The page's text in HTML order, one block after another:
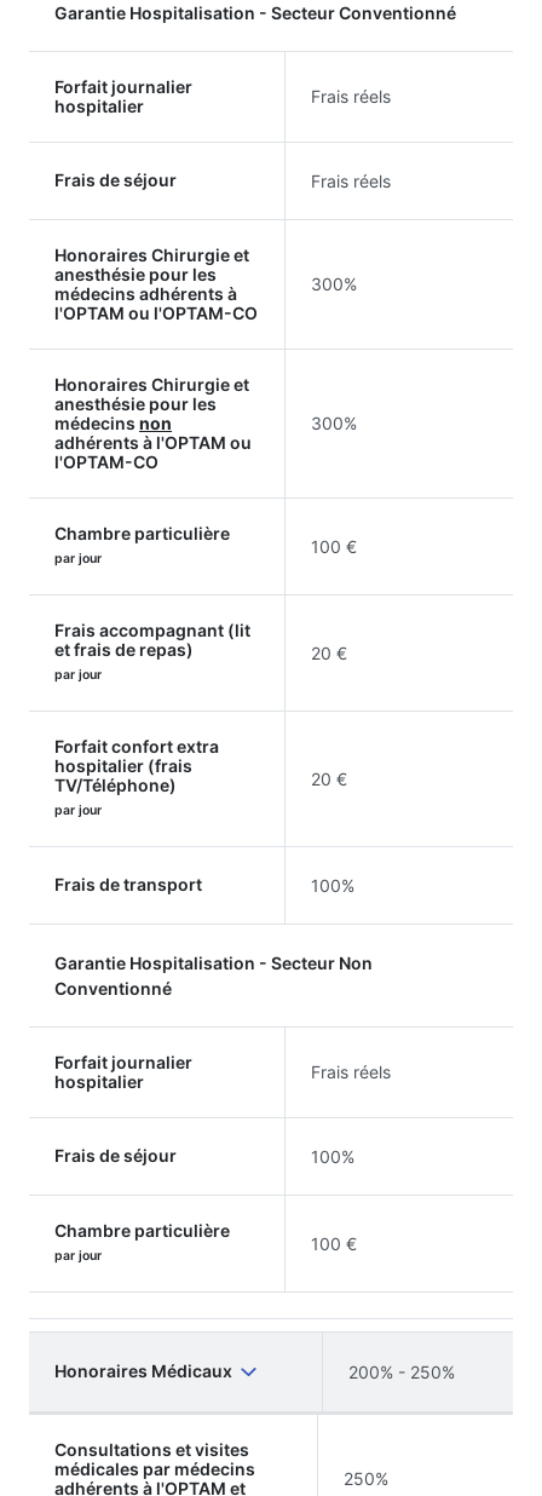
Garantie Hospitalisation - Secteur Conventionné
Forfait journalier
hospitalier
Frais réels
Frais de séjour Frais réels
Honoraires Chirurgie et
anesthésie pour les
médecins adhérents à
l'OPTAM ou l'OPTAM-CO
300%
Honoraires Chirurgie et
anesthésie pour les
médecins non
adhérents à l'OPTAM ou
l'OPTAM-CO
300%
Chambre particulière
par jour
100 €
Frais accompagnant (lit
et frais de repas)
par jour
20 €
Forfait confort extra
hospitalier (frais
TV/Téléphone)
par jour
20 €
Frais de transport 100%
Garantie Hospitalisation - Secteur Non
Conventionné
Forfait journalier
hospitalier
Frais réels
Frais de séjour 100%
Chambre particulière
par jour
100 €
Honoraires Médicaux 200% - 250%
Consultations et visites
médicales par médecins
adhérents à l'OPTAM et
250%